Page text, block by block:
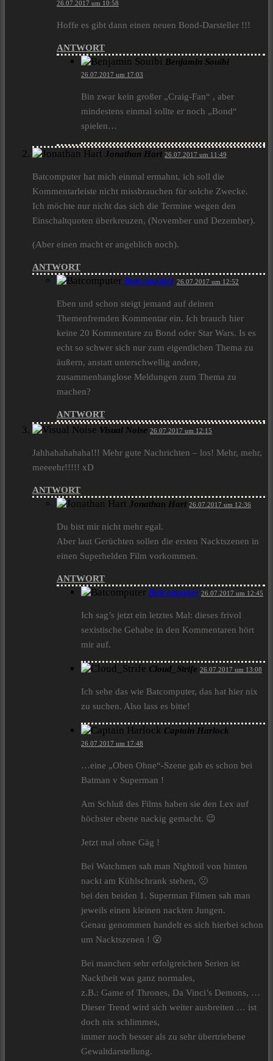
26.07.2017 um 10:58
Hoffe es gibt dann einen neuen Bond-Darsteller !!!
ANTWORT
Benjamin Souibi
26.07.2017 um 17:03
Bin zwar kein großer „Craig-Fan“ , aber
mindestens einmal sollte er noch „Bond“
spielen…
Jonathan Hart 26.07.2017 um 11:49
Batcomputer hat mich einmal ermahnt, ich soll die
Kommentarleiste nicht missbrauchen für solche Zwecke.
Ich möchte nur nicht das sich die Termine wegen den
Einschaltquoten überkreuzen, (November und Dezember).
(Aber einen macht er angeblich noch).
ANTWORT
Batcomputer 26.07.2017 um 12:52
Eben und schon steigt jemand auf deinen
Themenfremden Kommentar ein. Ich brauch hier
keine 20 Kommentare zu Bond oder Star Wars. Is es
echt so schwer sich nur zum eigentlichen Thema zu
äußern, anstatt unterschwellig andere,
zusammenhanglose Meldungen zum Thema zu
machen?
ANTWORT
Visual Noise 26.07.2017 um 12:15
Jahhahahahaha!!! Mehr gute Nachrichten – los! Mehr, mehr,
meeeehr!!!!! xD
ANTWORT
Jonathan Hart 26.07.2017 um 12:36
Du bist mir nicht mehr egal.
Aber laut Gerüchten sollen die ersten Nacktszenen in
einen Superhelden Film vorkommen.
ANTWORT
Batcomputer 26.07.2017 um 12:45
Ich sag’s jetzt ein letztes Mal: dieses frivol
sexistische Gehabe in den Kommentaren hört
mir auf.
Cloud_Strife 26.07.2017 um 13:08
Ich sehe das wie Batcomputer, das hat hier nix
zu suchen. Also lass es bitte!
Captain Harlock
26.07.2017 um 17:48
…eine „Oben Ohne“-Szene gab es schon bei
Batman v Superman !
Am Schluß des Films haben sie den Lex auf
höchster ebene nackig gemacht. 😉
Jetzt mal ohne Gäg !
Bei Watchmen sah man Nightoil von hinten
nackt am Kühlschrank stehen, 🙁
bei den beiden 1. Superman Filmen sah man
jeweils einen kleinen nackten Jungen.
Genau genommen handelt es sich hierbei schon
um Nacktszenen ! 😮
Bei manchen sehr erfolgreichen Serien ist
Nacktheit was ganz normales,
z.B.: Game of Thrones, Da Vinci’s Demons, …
Dieser Trend wird sich weiter ausbreiten … ist
doch nix schlimmes,
immer noch besser als zu sehr übertriebene
Gewaltdarstellung.